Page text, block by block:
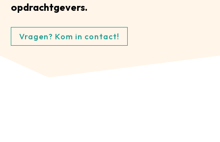
opdrachtgevers.
Vragen? Kom in contact!